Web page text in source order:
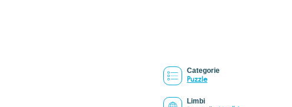
Categorie
Puzzle
Limbi